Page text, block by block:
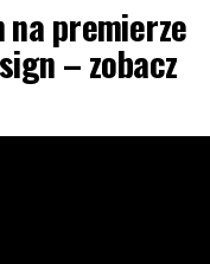
na premierze
– zobacz